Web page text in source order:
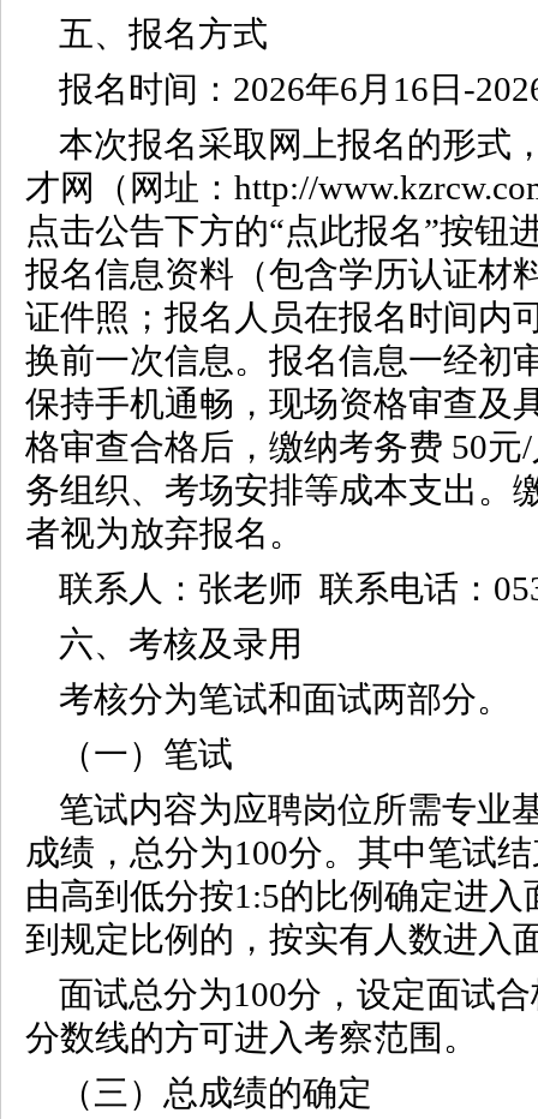
五、报名方式
报名时间：2026年6月16日-
本次报名采取网上报名的形式
才网（网址：http://
点击公告下方的“点此报名”按钮
报名信息资料（包含学历认证材
证件照；报名人员在报名时间内
换前一次信息。报名信息一经初
保持手机通畅，现场资格审查及
格审查合格后，缴纳考务费 50
务组织、考场安排等成本支出。
者视为放弃报名。
联系人：张老师 联系电话：
六、考核及录用
考核分为笔试和面试两部分。
（一）笔试
笔试内容为应聘岗位所需专业
成绩，总分为100分。其中笔试
由高到低分按1:5的比例确定进
到规定比例的，按实有人数进
面试总分为100分，设定面试
分数线的方可进入考察范围。
（三）总成绩的确定